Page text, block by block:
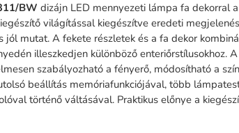
BW dizájn LED mennyezeti lámpa fa dekorral
világítással kiegészítve eredeti
jól mutat. A fekete részletek és a fa dekor
illeszkedjen különböző enteriőrstílusokhoz. A
szabályozható a fényerő, módosítható a
beállítás memóriafunkciójával, több
történő váltásával. Praktikus előnye a